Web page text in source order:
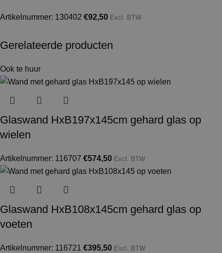
Artikelnummer: 130402 €92,50 Excl. BTW
Gerelateerde producten
Ook te huur
Glaswand HxB197x145cm gehard glas op
wielen
Artikelnummer: 116707 €574,50 Excl. BTW
Glaswand HxB108x145cm gehard glas op
voeten
Artikelnummer: 116721 €395,50 Excl. BTW